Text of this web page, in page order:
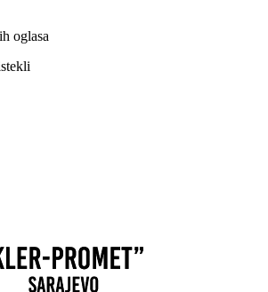
oglasa